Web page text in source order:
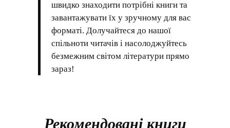
швидко знаходити потрібні книги та
завантажувати їх у зручному для вас
форматі. Долучайтеся до нашої
спільноти читачів і насолоджуйтесь
безмежним світом літератури прямо
зараз!
Рекомендовані книги